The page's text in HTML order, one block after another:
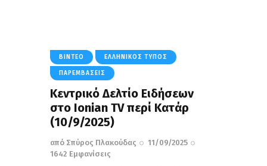
ΒΊΝΤΕΟ ΕΛΛΗΝΙΚΌΣ ΤΎΠΟΣ
ΠΑΡΕΜΒΆΣΕΙΣ
Κεντρικό Δελτίο Ειδήσεων
στο Ionian TV περί Κατάρ
(10/9/2025)
από Σπύρος Πλακούδας
11/09/2025
1642 Εμφανίσεις